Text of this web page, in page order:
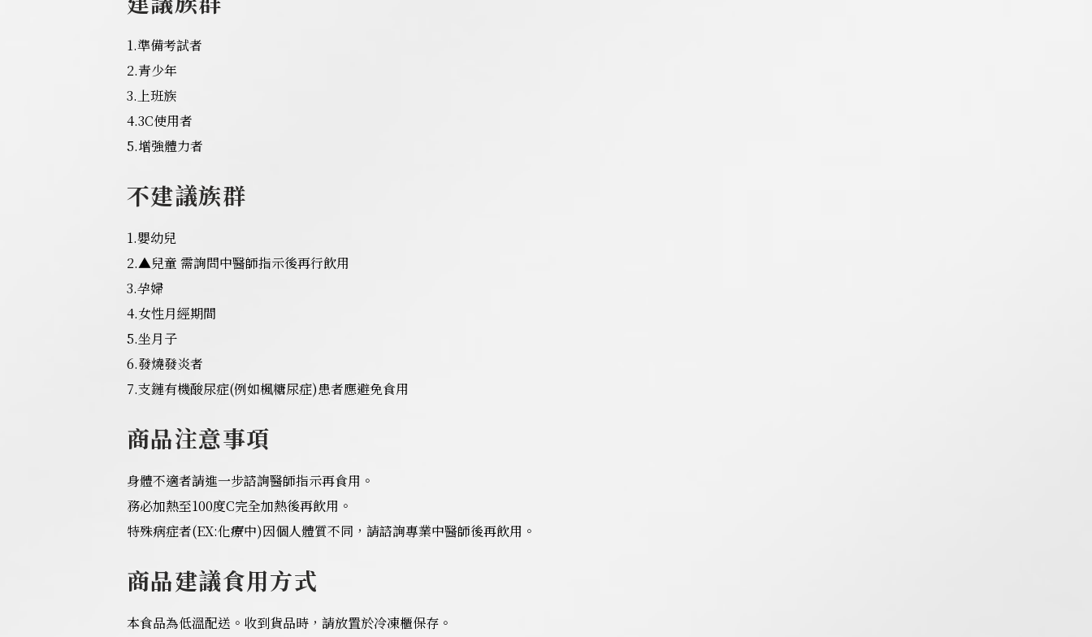
1.準備考試者
2.青少年
3.上班族
4.3C使用者
5.增強體力者
不建議族群
1.嬰幼兒
2.▲兒童 需詢問中醫師指示後再行飲用
3.孕婦
4.女性月經期間
5.坐月子
6.發燒發炎者
7.支鏈有機酸尿症(例如楓糖尿症)患者應避免食用
商品注意事項
身體不適者請進一步諮詢醫師指示再食用。
務必加熱至100度C完全加熱後再飲用。
特殊病症者(EX:化療中)因個人體質不同，請諮詢專業中醫師後再飲用。
商品建議食用方式
本食品為低溫配送。收到貨品時，請放置於冷凍櫃保存。